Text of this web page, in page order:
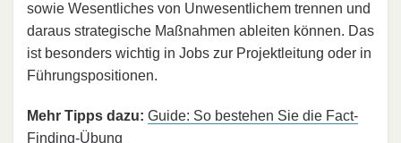
sowie Wesentliches von Unwesentlichem trennen und
daraus strategische Maßnahmen ableiten können. Das
ist besonders wichtig in Jobs zur Projektleitung oder in
Führungspositionen.
Mehr Tipps dazu: Guide: So bestehen Sie die Fact-
Finding-Übung